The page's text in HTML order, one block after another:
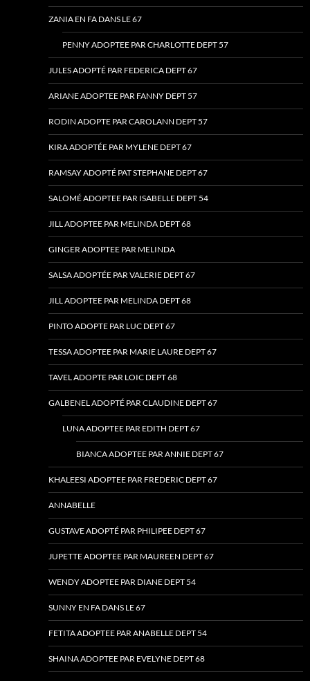
ZANIA EN FA DANS LE 67
PENNY ADOPTEE PAR CHARLOTTE DEPT 57
JULES ADOPTÉ PAR FEDERICA DEPT 67
ARIANE ADOPTEE PAR FANNY DEPT 57
RODIN ADOPTE PAR CAROLANN DEPT 57
KIRA ADOPTÉE PAR MYLENE DEPT 67
RAMSAY ADOPTÉ PAT STEPHANE DEPT 67
SALOMÉ ADOPTEE PAR ISABELLE DEPT 54
JILL ADOPTEE PAR MELINDA DEPT 68
GINGER ADOPTEE PAR MELINDA
SALSA ADOPTÉE PAR VALERIE DEPT 67
JILL ADOPTEE PAR MELINDA DEPT 68
PINTO ADOPTE PAR LUC DEPT 67
TESSA ADOPTEE PAR MARIE LAURE DEPT 67
TAVEL ADOPTE PAR LOIC DEPT 68
GALBENEL ADOPTÉ PAR CLAUDINE DEPT 67
LUNA ADOPTEE PAR EDITH DEPT 67
BIANCA ADOPTEE PAR ANNIE DEPT 67
KHALEESI ADOPTEE PAR FREDERIC DEPT 67
ANNABELLE
GUSTAVE ADOPTÉ PAR PHILIPEE DEPT 67
JUPETTE ADOPTEE PAR MAUREEN DEPT 67
WENDY ADOPTEE PAR DIANE DEPT 54
SUNNY EN FA DANS LE 67
FETITA ADOPTEE PAR ANABELLE DEPT 54
SHAINA ADOPTEE PAR EVELYNE DEPT 68